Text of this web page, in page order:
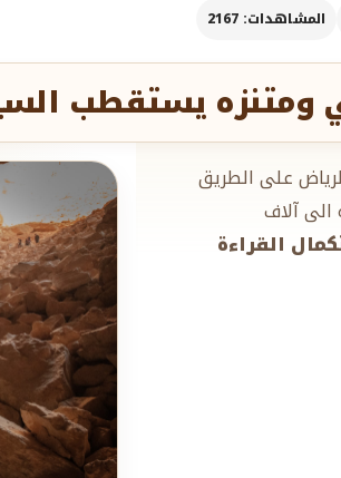
المشاهدات: 2167
يستقطب
جنوب العاصمة الرياض على الطريق
ويعود عمره الى آلاف
القراءة